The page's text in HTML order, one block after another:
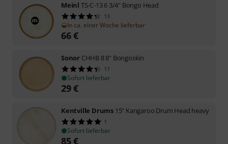
Meinl TS-C-13 6 3/4" Bongo Head
13
In ca. einer Woche lieferbar
66€
Sonor CHHB 8 8" Bongoskin
11
Sofort lieferbar
29€
Kentville Drums 15" Kangaroo Drum Head heavy
1
Sofort lieferbar
85€